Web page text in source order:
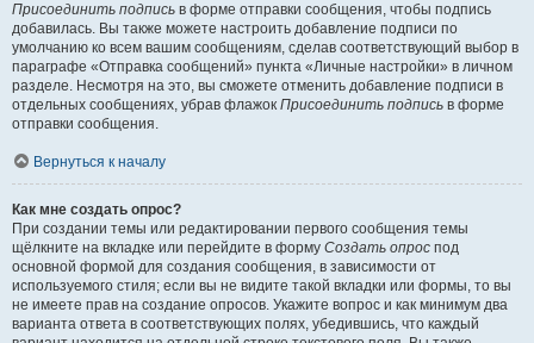
Присоединить подпись в форме отправки сообщения, чтобы подпись
добавилась. Вы также можете настроить добавление подписи по
умолчанию ко всем вашим сообщениям, сделав соответствующий выбор в
параграфе «Отправка сообщений» пункта «Личные настройки» в личном
разделе. Несмотря на это, вы сможете отменить добавление подписи в
отдельных сообщениях, убрав флажок Присоединить подпись в форме
отправки сообщения.
Вернуться к началу
Как мне создать опрос?
При создании темы или редактировании первого сообщения темы
щёлкните на вкладке или перейдите в форму Создать опрос под
основной формой для создания сообщения, в зависимости от
используемого стиля; если вы не видите такой вкладки или формы, то вы
не имеете прав на создание опросов. Укажите вопрос и как минимум два
варианта ответа в соответствующих полях, убедившись, что каждый